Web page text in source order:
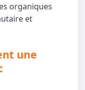
organiques
et
une